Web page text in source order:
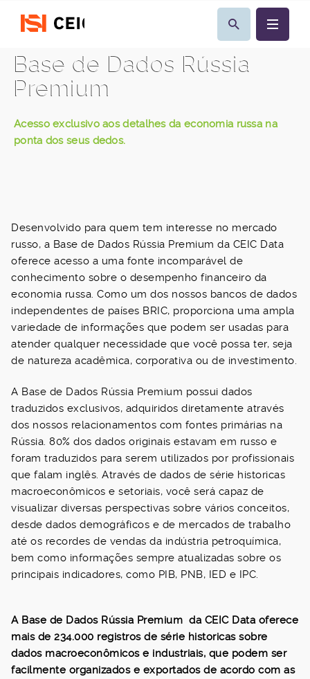
Base de Dados Rússia
Premium
Acesso exclusivo aos detalhes da economia russa na
ponta dos seus dedos.
Desenvolvido para quem tem interesse no mercado
russo, a Base de Dados Rússia Premium da CEIC Data
oferece acesso a uma fonte incomparável de
conhecimento sobre o desempenho financeiro da
economia russa. Como um dos nossos bancos de dados
independentes de países BRIC, proporciona uma ampla
variedade de informações que podem ser usadas para
atender qualquer necessidade que você possa ter, seja
de natureza acadêmica, corporativa ou de investimento.
A Base de Dados Rússia Premium possui dados
traduzidos exclusivos, adquiridos diretamente através
dos nossos relacionamentos com fontes primárias na
Rússia. 80% dos dados originais estavam em russo e
foram traduzidos para serem utilizados por profissionais
que falam inglês. Através de dados de série historicas
macroeconômicos e setoriais, você será capaz de
visualizar diversas perspectivas sobre vários conceitos,
desde dados demográficos e de mercados de trabalho
até os recordes de vendas da indústria petroquímica,
bem como informações sempre atualizadas sobre os
principais indicadores, como PIB, PNB, IED e IPC.
A Base de Dados Rússia Premium da CEIC Data oferece
mais de 234.000 registros de série historicas sobre
dados macroeconômicos e industriais, que podem ser
facilmente organizados e exportados de acordo com as